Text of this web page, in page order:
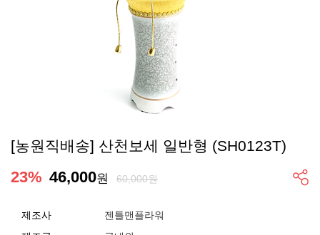
[농원직배송] 산천보세 일반형 (SH0123T)
23% 46,000원 60,000원
제조사
젠틀맨플라워